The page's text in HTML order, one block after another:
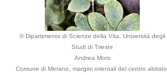
© Dipartimento di Scienze della Vita, Università degli
Studi di Trieste
Andrea Moro
Comune di Merano, margini orientali del centro abitato,